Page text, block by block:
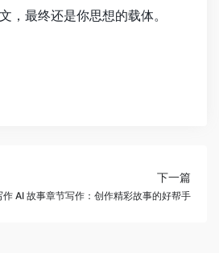
最终还是你思想的载体。
下一篇
作 AI 故事章节写作：创作精彩故事的好帮手